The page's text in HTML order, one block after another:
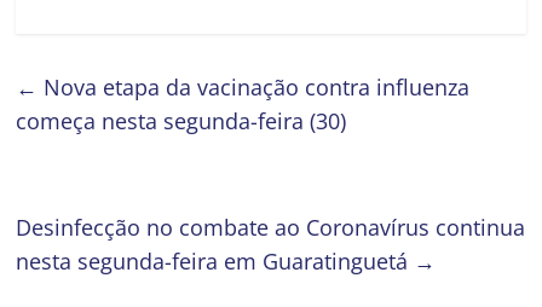
← Nova etapa da vacinação contra influenza
começa nesta segunda-feira (30)
Desinfecção no combate ao Coronavírus continua
nesta segunda-feira em Guaratinguetá →